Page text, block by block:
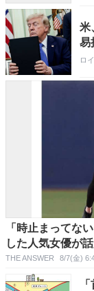
米
易
ロ
「時止まってな
した人気女優が
THE ANSWER 8/7(金)